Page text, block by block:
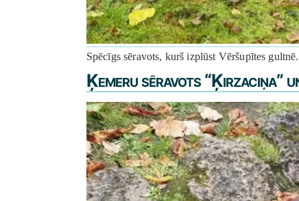
Spēcīgs sēravots, kurš izplūst Vēršupītes gultnē.
Ķemeru sēravots “Ķirzaciņa”